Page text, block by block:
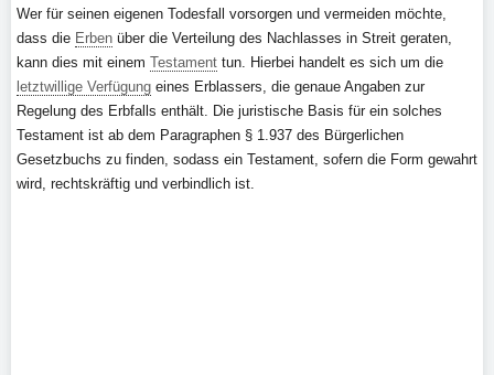
Wer für seinen eigenen Todesfall vorsorgen und vermeiden möchte,
dass die Erben über die Verteilung des Nachlasses in Streit geraten,
kann dies mit einem Testament tun. Hierbei handelt es sich um die
letztwillige Verfügung eines Erblassers, die genaue Angaben zur
Regelung des Erbfalls enthält. Die juristische Basis für ein solches
Testament ist ab dem Paragraphen § 1.937 des Bürgerlichen
Gesetzbuchs zu finden, sodass ein Testament, sofern die Form gewahrt
wird, rechtskräftig und verbindlich ist.